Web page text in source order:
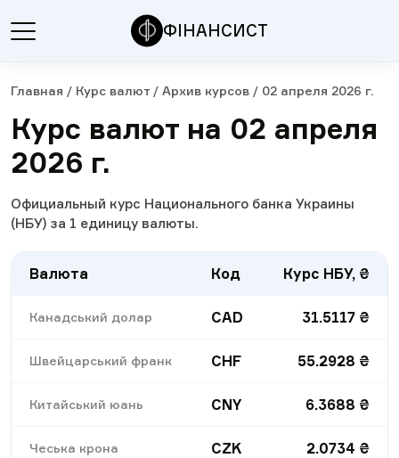
ФІНАНСИСТ
Главная / Курс валют / Архив курсов / 02 апреля 2026 г.
Курс валют на 02 апреля
2026 г.
Официальный курс Национального банка Украины
(НБУ) за 1 единицу валюты.
Валюта Код Курс НБУ, ₴
Канадський долар CAD 31.5117 ₴
Швейцарський франк CHF 55.2928 ₴
Китайський юань CNY 6.3688 ₴
Чеська крона CZK 2.0734 ₴